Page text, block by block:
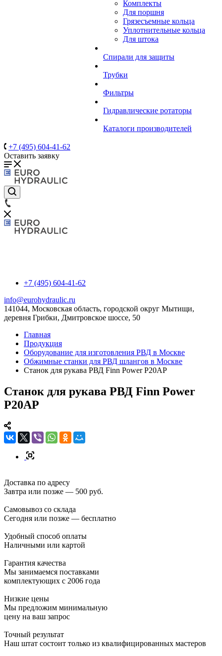
Комплекты
Для поршня
Грязесъемные кольца
Уплотнительные кольца
Для штока
Спирали для защиты
Трубки
Фильтры
Гидравлические ротаторы
Каталоги производителей
+7 (495) 604-41-62
Оставить заявку
+7 (495) 604-41-62
info@eurohydraulic.ru
141044, Московская область, городской округ Мытищи,
деревня Грибки, Дмитровское шоссе, 50
Главная
Продукция
Оборудование для изготовления РВД в Москве
Обжимные станки для РВД шлангов в Москве
Станок для рукава РВД Finn Power P20AP
Станок для рукава РВД Finn Power
P20AP
Доставка по адресу
Завтра или позже — 500 руб.
Самовывоз со склада
Сегодня или позже — бесплатно
Удобный способ оплаты
Наличными или картой
Гарантия качества
Мы занимаемся поставками
комплектующих с 2006 года
Низкие цены
Мы предложим минимальную
цену на ваш запрос
Точный результат
Наш штат состоит только из квалифицированных мастеров